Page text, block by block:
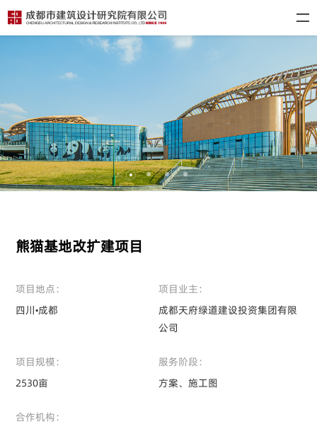
熊猫基地改扩建项目
项目地点：
四川•成都
项目业主：
成都天府绿道建设投资集团有限
公司
项目规模：
2530亩
服务阶段：
方案、施工图
合作机构：